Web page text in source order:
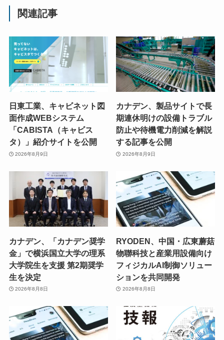
関連記事
日東工業、キャビネット図
面作成WEBシステム
「CABISTA（キャビス
タ）」紹介サイトを公開
2026年8月9日
カナデン、製品サイトで長
期連休明けの設備トラブル
防止や待機電力削減を解説
する記事を公開
2026年8月9日
カナデン、「カナデン奨学
金」で横浜国立大学の理系
大学院生を支援 第2期奨学
生を決定
2026年8月8日
RYODEN、中国・広東蘑菇
物聯科技と産業用設備向け
フィジカルAI制御ソリュー
ションを共同開発
2026年8月8日